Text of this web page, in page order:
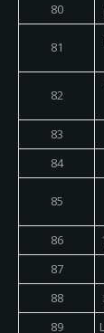
80
81
82
83
84
85
86
87
88
89